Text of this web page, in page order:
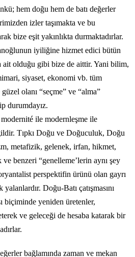
hem doğu hem de batı değerler
izler taşımakta ve bu
bize eşit yakınlıkta durmaktadırlar.
iyiliğine hizmet edici bütün
ait olduğu gibi bize de aittir. Yani bilim,
siyaset, ekonomi vb. tüm
olanı “seçme” ve “alma”
durumdayız.
ile modernleşme ile
Tıpkı Doğu ve Doğuculuk, Doğu
metafizik, gelenek, irfan, hikmet,
benzeri “genelleme’lerin aynı şey
perspektifin ürünü olan gayrı
Doğu-Batı çatışmasını
biçiminde yeniden üretenler,
ve geleceği de hesaba katarak bir
bağlamında zaman ve mekan